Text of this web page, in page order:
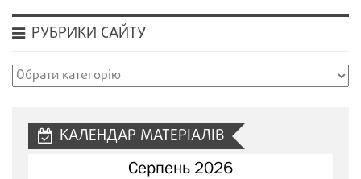
РУБРИКИ САЙТУ
Рубрики
КАЛЕНДАР МАТЕРІАЛІВ
Серпень 2026